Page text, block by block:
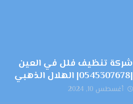
شركة تنظيف فلل في العين
|0545307678| الهلال الذهبي
أغسطس 10, 2024